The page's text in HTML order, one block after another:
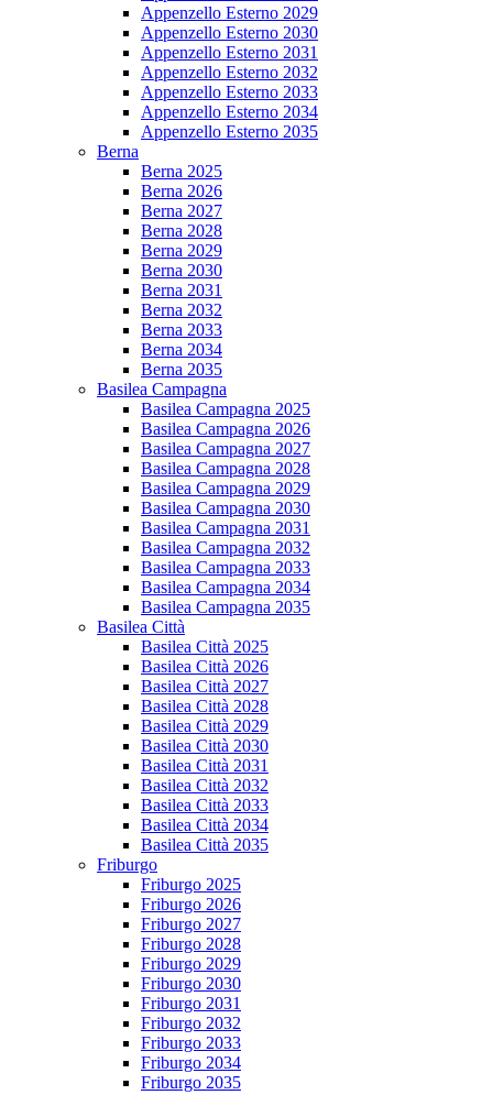
Appenzello Esterno 2029
Appenzello Esterno 2030
Appenzello Esterno 2031
Appenzello Esterno 2032
Appenzello Esterno 2033
Appenzello Esterno 2034
Appenzello Esterno 2035
Berna
Berna 2025
Berna 2026
Berna 2027
Berna 2028
Berna 2029
Berna 2030
Berna 2031
Berna 2032
Berna 2033
Berna 2034
Berna 2035
Basilea Campagna
Basilea Campagna 2025
Basilea Campagna 2026
Basilea Campagna 2027
Basilea Campagna 2028
Basilea Campagna 2029
Basilea Campagna 2030
Basilea Campagna 2031
Basilea Campagna 2032
Basilea Campagna 2033
Basilea Campagna 2034
Basilea Campagna 2035
Basilea Città
Basilea Città 2025
Basilea Città 2026
Basilea Città 2027
Basilea Città 2028
Basilea Città 2029
Basilea Città 2030
Basilea Città 2031
Basilea Città 2032
Basilea Città 2033
Basilea Città 2034
Basilea Città 2035
Friburgo
Friburgo 2025
Friburgo 2026
Friburgo 2027
Friburgo 2028
Friburgo 2029
Friburgo 2030
Friburgo 2031
Friburgo 2032
Friburgo 2033
Friburgo 2034
Friburgo 2035